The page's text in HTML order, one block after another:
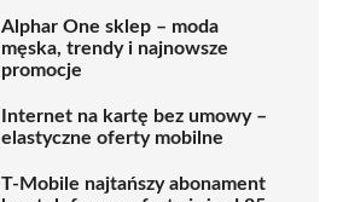
Alphar One sklep – moda
męska, trendy i najnowsze
promocje
Internet na kartę bez umowy –
elastyczne oferty mobilne
T-Mobile najtańszy abonament